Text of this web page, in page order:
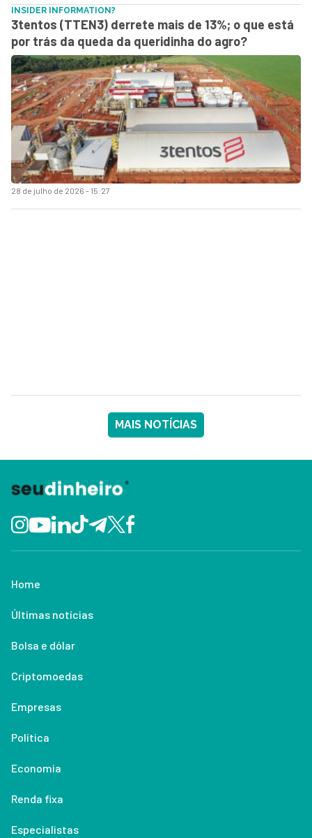
28 de julho de 2026 - 15:27
INSIDER INFORMATION?
3tentos (TTEN3) derrete mais de 13%; o que está
por trás da queda da queridinha do agro?
MAIS NOTÍCIAS
Home
Últimas notícias
Bolsa e dólar
Criptomoedas
Empresas
Política
Economia
Renda fixa
Especialistas